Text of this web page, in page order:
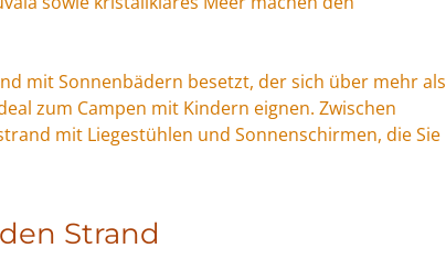
mit Sonnenbädern besetzt, der sich über mehr als
zum Campen mit Kindern eignen. Zwischen
mit Liegestühlen und Sonnenschirmen, die Sie
Strand